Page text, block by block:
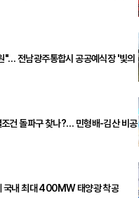
"… 전남광주통합시 공공예식장 '빛의
건 돌파구 찾나?… 민형배-김산 비공
국내 최대 400MW 태양광 착공